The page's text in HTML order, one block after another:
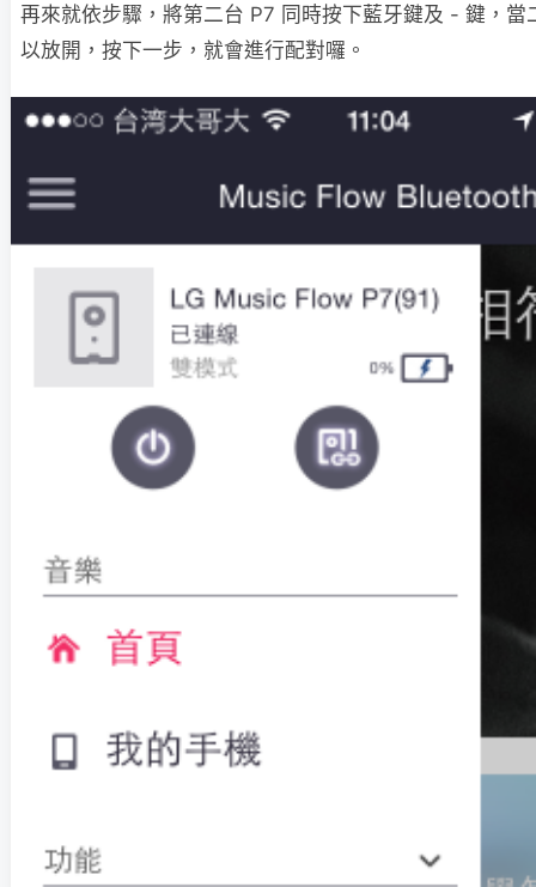
再來就依步驟，將第二台 P7 同時按下藍牙鍵及 - 鍵，當
以放開，按下一步，就會進行配對囉。